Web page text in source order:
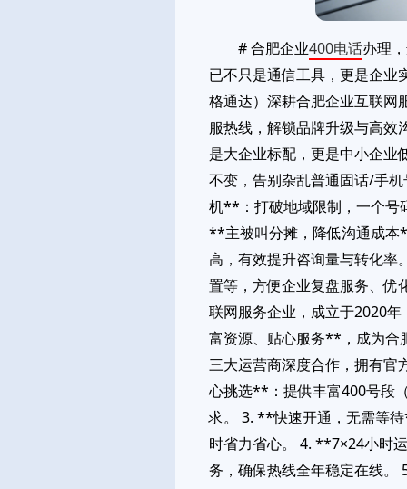
# 合肥企业400电话办理
已不只是通信工具，更是企业
格通达）深耕合肥企业互联
服热线，解锁品牌升级与高
是大企业标配，更是中小企
不变，告别杂乱普通固话/手
机**：打破地域限制，一个号
**主被叫分摊，降低沟通成本
高，有效提升咨询量与转化
置等，方便企业复盘服务、优
联网服务企业，成立于2020
富资源、贴心服务**，成为
三大运营商深度合作，拥有
心挑选**：提供丰富400号段
求。 3. **快速开通，无需等
时省力省心。 4. **7×24小时
务，确保热线全年稳定在线